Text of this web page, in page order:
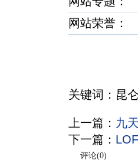
网站荣誉
关键词：昆
上一篇： 九
下一篇：
评论(0)